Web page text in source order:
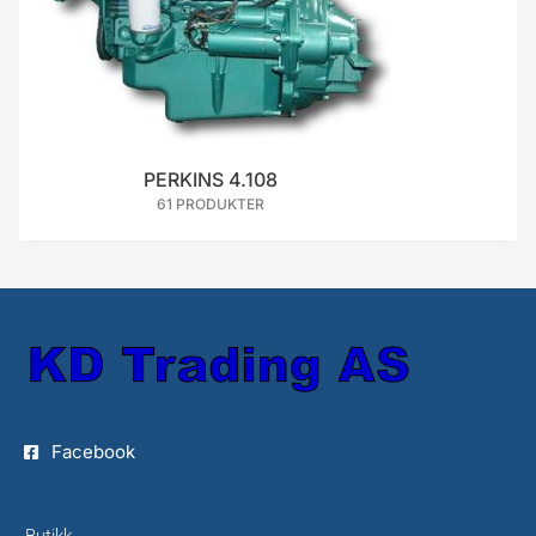
PERKINS 4.108
61 PRODUKTER
Facebook